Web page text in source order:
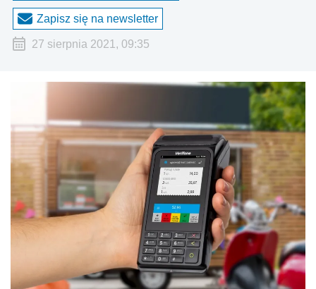
Zapisz się na newsletter
27 sierpnia 2021, 09:35